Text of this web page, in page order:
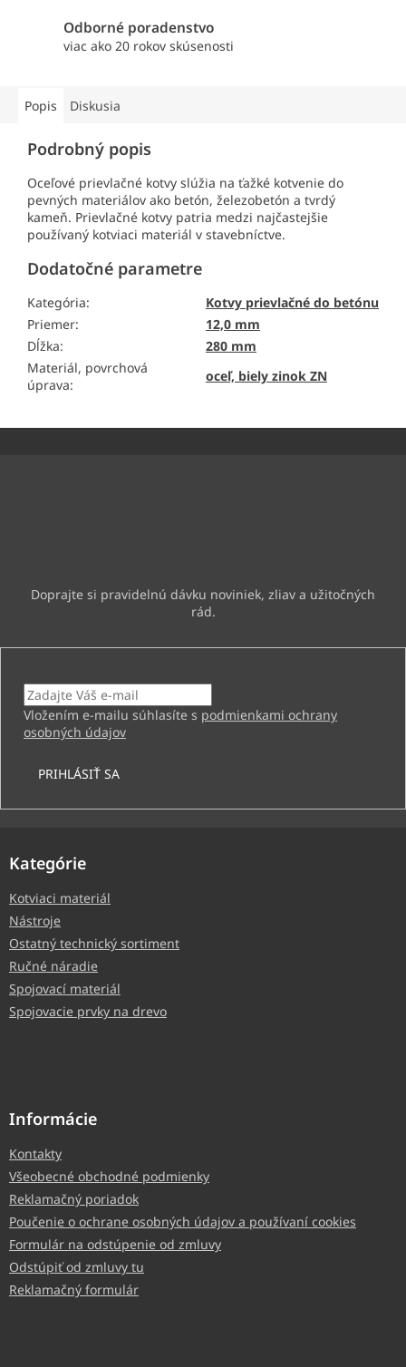
Odborné poradenstvo
viac ako 20 rokov skúsenosti
Popis Diskusia
Podrobný popis
Oceľové prievlačné kotvy slúžia na ťažké kotvenie do
pevných materiálov ako betón, železobetón a tvrdý
kameň. Prievlačné kotvy patria medzi najčastejšie
používaný kotviaci materiál v stavebníctve.
Dodatočné parametre
Kategória:
Kotvy prievlačné do betónu
Priemer:
12,0 mm
Dĺžka:
280 mm
Materiál, povrchová
úprava:
oceľ, biely zinok ZN
Vložením e-mailu súhlasíte s podmienkami ochrany
osobných údajov
PRIHLÁSIŤ SA
Kategórie
Kotviaci materiál
Nástroje
Ostatný technický sortiment
Ručné náradie
Spojovací materiál
Spojovacie prvky na drevo
Informácie
Kontakty
Všeobecné obchodné podmienky
Reklamačný poriadok
Poučenie o ochrane osobných údajov a používaní cookies
Formulár na odstúpenie od zmluvy
Odstúpiť od zmluvy tu
Reklamačný formulár